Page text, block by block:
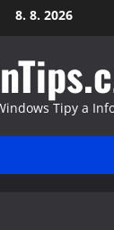
8. 8. 2026
Tipy a